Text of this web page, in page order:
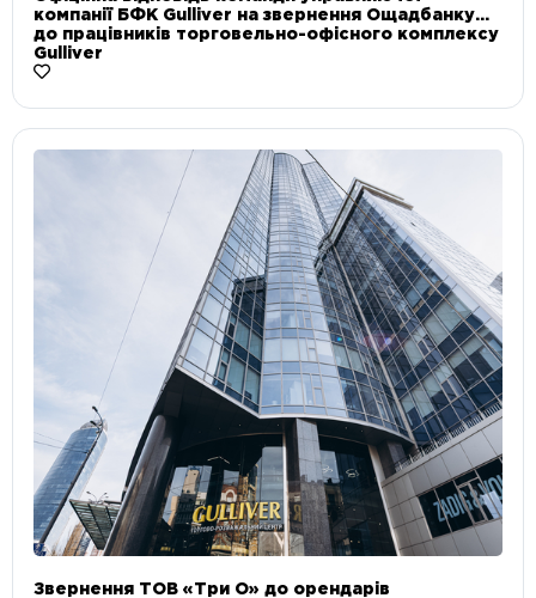
компанії БФК Gulliver на звернення Ощадбанку
до працівників торговельно-офісного комплексу
Gulliver
Звернення ТОВ «Три О» до орендарів